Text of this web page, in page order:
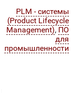
PLM - системы
(Product Lifecycle
Management), ПО
для
промышленности